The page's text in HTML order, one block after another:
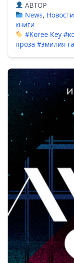
ABTOP
News, Новости
книги
#Koree Key
проза #эмилия